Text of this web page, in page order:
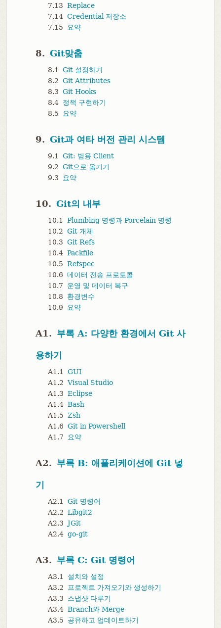
7.13 Replace
7.14 Credential 저장소
7.15
요약
8. Git맞춤
8.1
Git 설정하기
8.2 Git Attributes
8.3 Git Hooks
8.4 정책 구현하기
8.5
요약
9. Git과 여타 버전 관리 시스템
9.1
Git: 범용 Client
9.2 Git으로 옮기기
9.3
요약
10. Git의 내부
10.1
Plumbing 명령과 Porcelain 명령
10.2 Git 개체
10.3 Git Refs
10.4 Packfile
10.5 Refspec
10.6 데이터 전송 프로토콜
10.7
운영 및 데이터 복구
10.8
환경변수
10.9
요약
A1. 부록 A: 다양한 환경에서 Git 사
용하기
A1.1
GUI
A1.2 Visual Studio
A1.3 Eclipse
A1.4 Bash
A1.5 Zsh
A1.6 Git in Powershell
A1.7
요약
A2. 부록 B: 애플리케이션에 Git 넣
기
A2.1
Git 명령어
A2.2 Libgit2
A2.3 JGit
A2.4 go-git
A3. 부록 C: Git 명령어
A3.1
설치와 설정
A3.2
프로젝트 가져오기와 생성하기
A3.3
스냅샷 다루기
A3.4 Branch와 Merge
A3.5
공유하고 업데이트하기